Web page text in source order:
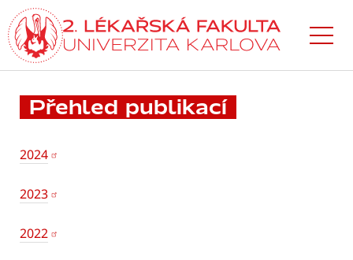
Přejít
k hlavnímu
obsahu
Přehled publikací
2024
2023
2022